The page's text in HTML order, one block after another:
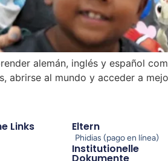
alemán, inglés y español
abrirse al mundo y acceder a
Links Eltern
Phidias (pago en línea)
Institutionelle